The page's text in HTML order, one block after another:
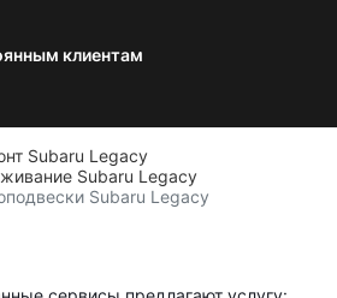
клиентам
Subaru Legacy
Subaru Legacy
Subaru Legacy